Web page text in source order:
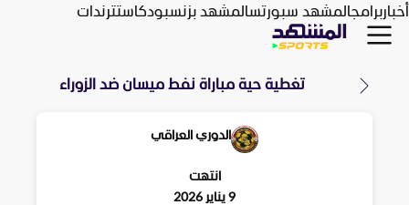
أخباربرامجالمشهد سبورتسالمشهد بزنسبودكاستترندات
تغطية حية مباراة نفط ميسان ضد الزوراء
الدوري العراقي
انتهت
9 يناير 2026